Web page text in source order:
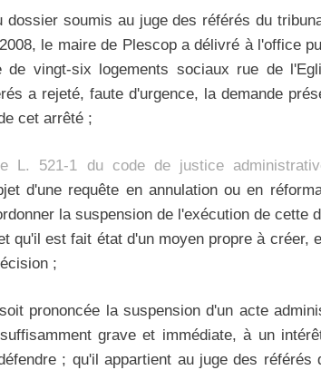
soumis au juge des référés du
le maire de Plescop a délivré à l'office
de vingt-six logements sociaux rue de
a rejeté, faute d'urgence, la demande
cet arrêté ;
L. 521-1 du code de justice
d'une requête en annulation ou en
la suspension de l'exécution de cette
qu'il est fait état d'un moyen propre à créer,
;
prononcée la suspension d'un acte
grave et immédiate, à un
; qu'il appartient au juge des référés